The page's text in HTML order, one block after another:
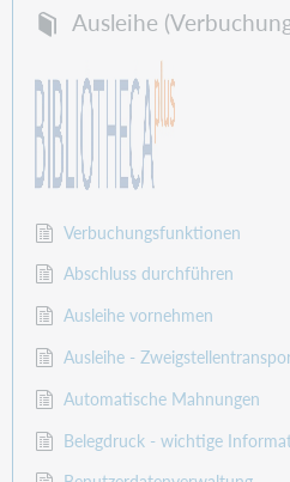
Ausleihe
Verbuchungsfunktionen
Abschluss durchführen
Ausleihe vornehmen
Ausleihe -
Automatische Mahnungen
Belegdruck - wichtige